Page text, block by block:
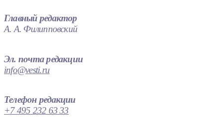
Главный редактор
А. А. Филипповский
Эл. почта редакции
info@vesti.ru
Телефон редакции
+7 495 232 63 33